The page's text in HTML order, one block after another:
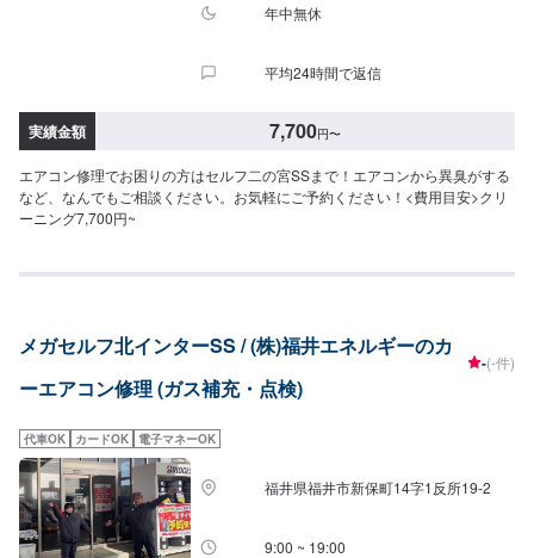
年中無休
平均24時間で返信
実績金額 7,700円〜
エアコン修理でお困りの方はセルフ二の宮SSまで！エアコンから異臭がする
など、なんでもご相談ください。お気軽にご予約ください！<費用目安>クリ
ーニング7,700円~
メガセルフ北インターSS / (株)福井エネルギーのカ
ーエアコン修理 (ガス補充・点検)
-(-件)
代車OK カードOK 電子マネーOK
福井県福井市新保町14字1反所19-2
9:00 ~ 19:00